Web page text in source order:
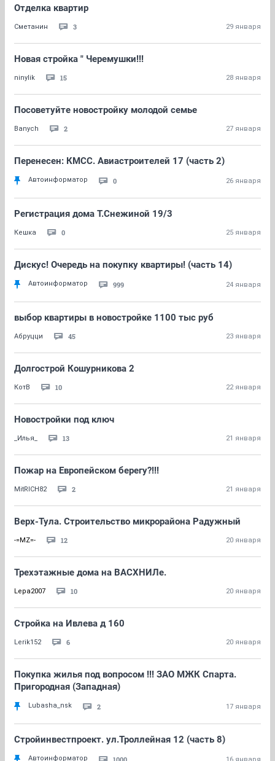
Отделка квартир
Сметанин 3 29 января
Новая стройка " Черемушки!!!
ninylik 15 28 января
Посоветуйте новостройку молодой семье
Banych 2 27 января
Перенесен: КМСС. Авиастроителей 17 (часть 2)
Автоинформатор 0 26 января
Регистрация дома Т.Снежиной 19/3
Кешка 0 25 января
Дискус! Очередь на покупку квартиры! (часть 14)
Автоинформатор 999 24 января
выбор квартиры в новостройке 1100 тыс руб
Абруцци 45 23 января
Долгострой Кошурникова 2
КотВ 10 22 января
Новостройки под ключ
_Илья_ 13 21 января
Пожар на Европейском берегу?!!!
MitRICH82 2 21 января
Верх-Тула. Строительство микрорайона Радужный
-=MZ=- 12 20 января
Трехэтажные дома на ВАСХНИЛе.
Lepa2007 10 20 января
Стройка на Ивлева д 160
Lerik152 6 20 января
Покупка жилья под вопросом !!! ЗАО МЖК Спарта.
Пригородная (Западная)
Lubasha_nsk 2 17 января
Стройинвестпроект. ул.Троллейная 12 (часть 8)
Автоинформатор 1000 16 января